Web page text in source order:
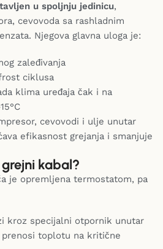
u spoljnju jedinicu,
cevovoda sa rashladnim
Njegova glavna uloga je:
zaleđivanja
ciklusa
klima uređaja čak i na
cevovodi i ulje unutar
efikasnost grejanja i smanjuje
kabal?
je opremljena termostatom, pa
kroz specijalni otpornik unutar
toplotu na kritične